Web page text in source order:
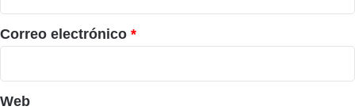
o
*
Correo electrónico *
Web